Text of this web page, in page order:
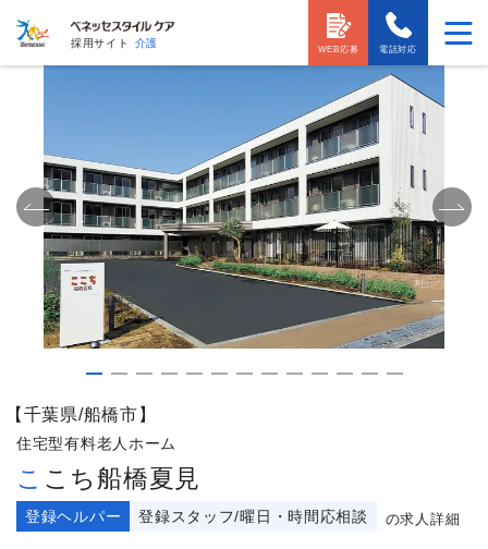
採用サイト 介護
電話対応
WEB応募
【千葉県/船橋市】
住宅型有料老人ホーム
ここち船橋夏見
登録ヘルパー 登録スタッフ/曜日・時間応相談 の求人詳細